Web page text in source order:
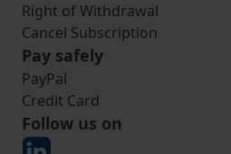
Right of Withdrawal
Cancel Subscription
Pay safely
PayPal
Credit Card
Follow us on